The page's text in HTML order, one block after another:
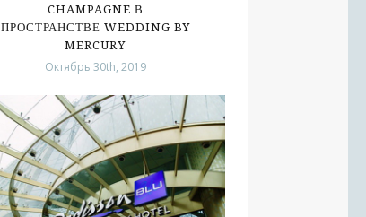
CHAMPAGNE В
ПРОСТРАНСТВЕ WEDDING BY
MERCURY
Октябрь 30th, 2019